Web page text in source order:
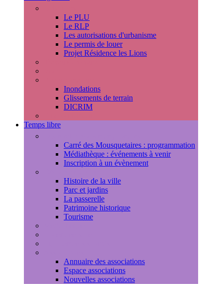
Le PLU
Le RLP
Les autorisations d'urbanisme
Le permis de louer
Projet Résidence les Lions
Inondations
Glissements de terrain
DICRIM
Temps libre
Carré des Mousquetaires : programmation
Médiathèque : événements à venir
Inscription à un évènement
Histoire de la ville
Parc et jardins
La passerelle
Patrimoine historique
Tourisme
Annuaire des associations
Espace associations
Nouvelles associations